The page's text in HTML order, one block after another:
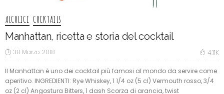
ALCOLICI COCKTAILS
Manhattan, ricetta e storia del cocktail
30 Marzo 2018 4.11K
Il Manhattan è uno dei cocktail più famosi al mondo da servire come
aperitivo. INGREDIENTI: Rye Whiskey, 1 1/4 oz (5 cl) Vermouth rosso, 3/4
oz (2 cl) Angostura Bitters, 1 dash Scorza di arancia, twist